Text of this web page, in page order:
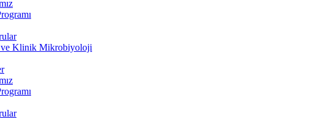
ve Klinik Mikrobiyoloji